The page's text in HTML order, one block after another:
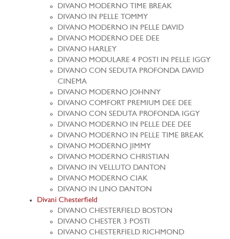
DIVANO MODERNO TIME BREAK
DIVANO IN PELLE TOMMY
DIVANO MODERNO IN PELLE DAVID
DIVANO MODERNO DEE DEE
DIVANO HARLEY
DIVANO MODULARE 4 POSTI IN PELLE IGGY
DIVANO CON SEDUTA PROFONDA DAVID
CINEMA
DIVANO MODERNO JOHNNY
DIVANO COMFORT PREMIUM DEE DEE
DIVANO CON SEDUTA PROFONDA IGGY
DIVANO MODERNO IN PELLE DEE DEE
DIVANO MODERNO IN PELLE TIME BREAK
DIVANO MODERNO JIMMY
DIVANO MODERNO CHRISTIAN
DIVANO IN VELLUTO DANTON
DIVANO MODERNO CIAK
DIVANO IN LINO DANTON
Divani Chesterfield
DIVANO CHESTERFIELD BOSTON
DIVANO CHESTER 3 POSTI
DIVANO CHESTERFIELD RICHMOND